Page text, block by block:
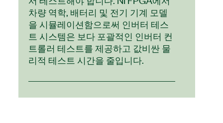
차량 역학, 배터리 및 전기 기계 모델
을 시뮬레이션함으로써 인버터 테스
트 시스템은 보다 포괄적인 인버터 컨
트롤러 테스트를 제공하고 값비싼 물
리적 테스트 시간을 줄입니다.